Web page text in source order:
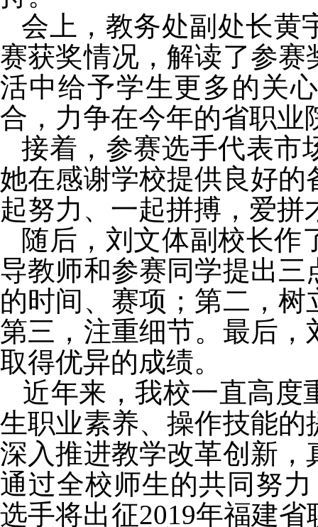
会上，教务处副处长黄
赛获奖情况，解读了参赛
活中给予学生更多的关
合，力争在今年的省职业
接着，参赛选手代表市
她在感谢学校提供良好
起努力、一起拼搏，爱拼
随后，刘文体副校长作
导教师和参赛同学提出
的时间、赛项；第二，
第三，注重细节。最后
取得优异的成绩。
近年来，我校一直高度
生职业素养、操作技能
深入推进教学改革创新
通过全校师生的共同努
选手将出征2019年福建省